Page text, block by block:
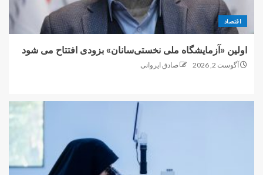
اقتصاد
اولین «آزمایشگاه ملی نخستی‌سانان» بزودی افتتاح می شود
آگوست 2, 2026 صادق ایروانی